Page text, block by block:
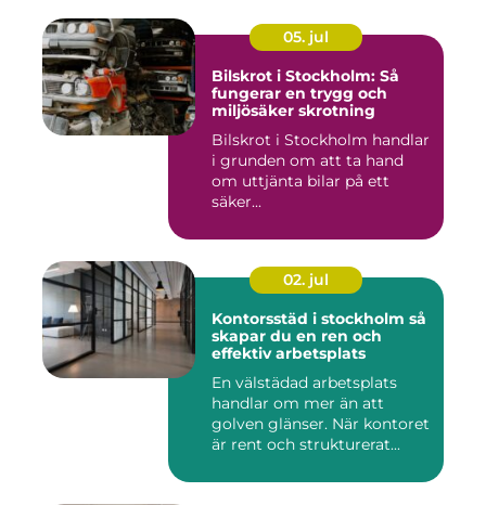
05. jul
Bilskrot i Stockholm: Så
fungerar en trygg och
miljösäker skrotning
Bilskrot i Stockholm handlar
i grunden om att ta hand
om uttjänta bilar på ett
säker...
02. jul
Kontorsstäd i stockholm så
skapar du en ren och
effektiv arbetsplats
En välstädad arbetsplats
handlar om mer än att
golven glänser. När kontoret
är rent och strukturerat...